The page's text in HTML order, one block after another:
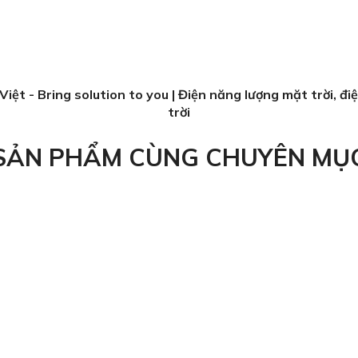
- Bring solution to you | Điện năng lượng mặt trời,
trời
PHẨM CÙNG CHUYÊN